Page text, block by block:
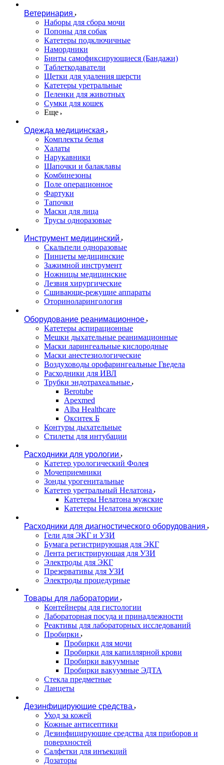
Ветеринария
Наборы для сбора мочи
Попоны для собак
Катетеры подключичные
Намордники
Бинты самофиксирующиеся (Бандажи)
Таблеткодаватели
Щетки для удаления шерсти
Катетеры уретральные
Пеленки для животных
Сумки для кошек
Еще
Одежда медицинская
Комплекты белья
Халаты
Нарукавники
Шапочки и балаклавы
Комбинезоны
Поле операционное
Фартуки
Тапочки
Маски для лица
Трусы одноразовые
Инструмент медицинский
Скальпели одноразовые
Пинцеты медицинские
Зажимной инструмент
Ножницы медицинские
Лезвия хирургические
Сшивающе-режущие аппараты
Оториноларингология
Оборудование реанимационное
Катетеры аспирационные
Мешки дыхательные реанимационные
Маски ларингеальные кислородные
Маски анестезиологические
Воздуховоды орофарингеальные Гведела
Расходники для ИВЛ
Трубки эндотрахеальные
Berotube
Apexmed
Alba Healthcare
Окситек Б
Контуры дыхательные
Стилеты для интубации
Расходники для урологии
Катетер урологический Фолея
Мочеприемники
Зонды урогенитальные
Катетер уретральный Нелатона
Катетеры Нелатона мужские
Катетеры Нелатона женские
Расходники для диагностического оборудования
Гели для ЭКГ и УЗИ
Бумага регистрирующая для ЭКГ
Лента регистрирующая для УЗИ
Электроды для ЭКГ
Презервативы для УЗИ
Электроды процедурные
Товары для лаборатории
Контейнеры для гистологии
Лабораторная посуда и принадлежности
Реактивы для лабораторных исследований
Пробирки
Пробирки для мочи
Пробирки для капиллярной крови
Пробирки вакуумные
Пробирки вакуумные ЭДТА
Стекла предметные
Ланцеты
Дезинфицирующие средства
Уход за кожей
Кожные антисептики
Дезинфицирующие средства для приборов и
поверхностей
Салфетки для инъекций
Дозаторы